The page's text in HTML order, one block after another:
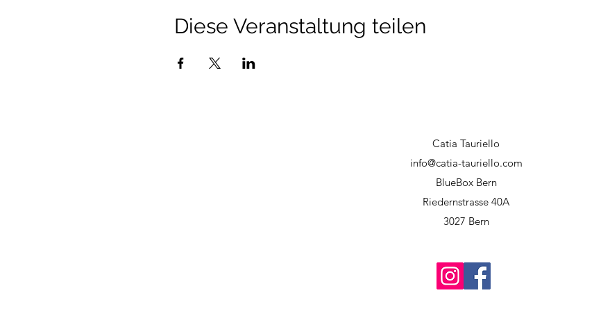
Diese Veranstaltung teilen
Catia Tauriello
info@catia-tauriello.com
BlueBox Bern
Riedernstrasse 40A
3027 Bern